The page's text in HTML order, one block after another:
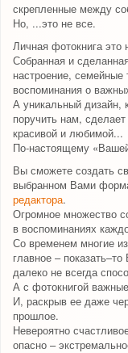
скрепленные между
Но, ...это не все.
Личная фотокнига это
Собранная и
настроение, семейные
воспоминания о
А уникальный дизайн,
поручить нам,
красивой и любимой...
По-настоящему
Вы сможете создать
выбранном Вами
редактора.
Огромное множество
в воспоминаниях
Со временем многие
главное –
далеко не всегда
А с фотокнигой
И, раскрыв ее даже
прошлое.
Невероятно
опасно –